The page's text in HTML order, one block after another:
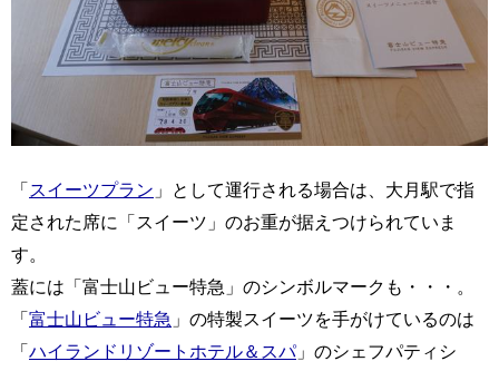
「スイーツプラン 」として運行される場合は、大月駅で指
定された席に「スイーツ」のお重が据えつけられていま
す。
蓋には「富士山ビュー特急」のシンボルマークも・・・。
「富士山ビュー特急 」の特製スイーツを手がけているのは
「ハイランドリゾートホテル＆スパ」のシェフパティシ